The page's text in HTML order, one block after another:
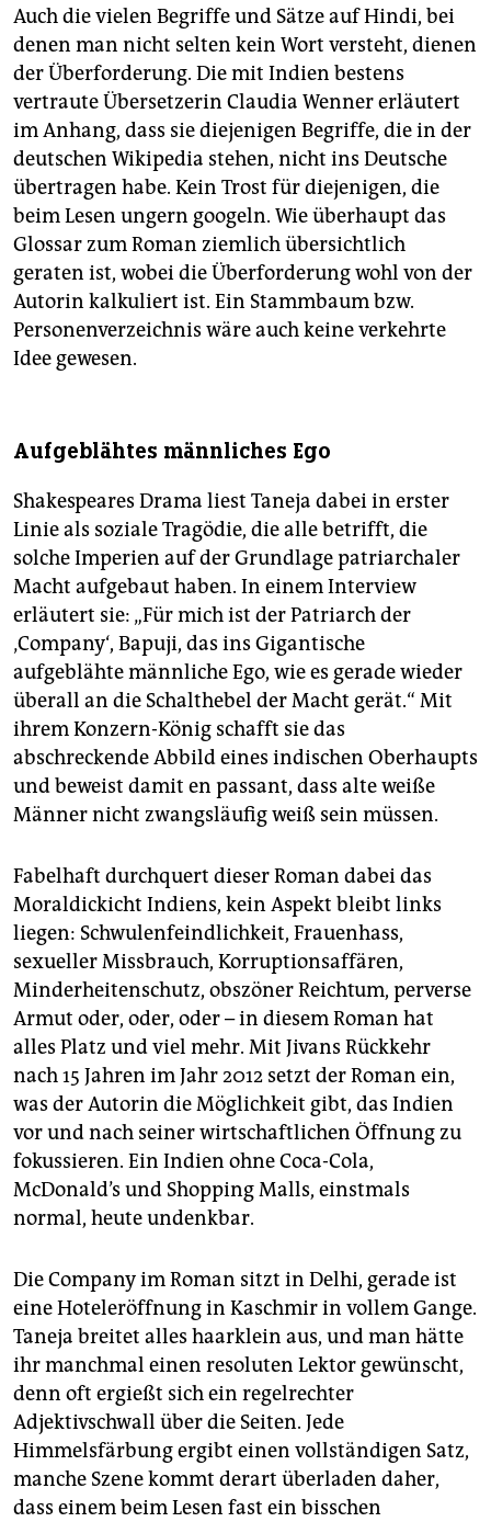
Auch die vielen Begriffe und Sätze auf Hindi, bei
denen man nicht selten kein Wort versteht, dienen
der Überforderung. Die mit Indien bestens
vertraute Übersetzerin Claudia Wenner erläutert
im Anhang, dass sie diejenigen Begriffe, die in der
deutschen Wikipedia stehen, nicht ins Deutsche
übertragen habe. Kein Trost für diejenigen, die
beim Lesen ungern googeln. Wie überhaupt das
Glossar zum Roman ziemlich übersichtlich
geraten ist, wobei die Überforderung wohl von der
Autorin kalkuliert ist. Ein Stammbaum bzw.
Personenverzeichnis wäre auch keine verkehrte
Idee gewesen.
Aufgeblähtes männliches Ego
Shakespeares Drama liest Taneja dabei in erster
Linie als soziale Tragödie, die alle betrifft, die
solche Imperien auf der Grundlage patriarchaler
Macht aufgebaut haben. In einem Interview
erläutert sie: „Für mich ist der Patriarch der
‚Company‘, Bapuji, das ins Gigantische
aufgeblähte männliche Ego, wie es gerade wieder
überall an die Schalthebel der Macht gerät.“ Mit
ihrem Konzern-König schafft sie das
abschreckende Abbild eines indischen Oberhaupts
und beweist damit en passant, dass alte weiße
Männer nicht zwangsläufig weiß sein müssen.
Fabelhaft durchquert dieser Roman dabei das
Moraldickicht Indiens, kein Aspekt bleibt links
liegen: Schwulenfeindlichkeit, Frauenhass,
sexueller Missbrauch, Korruptionsaffären,
Minderheitenschutz, obszöner Reichtum, perverse
Armut oder, oder, oder – in diesem Roman hat
alles Platz und viel mehr. Mit Jivans Rückkehr
nach 15 Jahren im Jahr 2012 setzt der Roman ein,
was der Autorin die Möglichkeit gibt, das Indien
vor und nach seiner wirtschaftlichen Öffnung zu
fokussieren. Ein Indien ohne Coca-Cola,
McDonald’s und Shopping Malls, einstmals
normal, heute undenkbar.
Die Company im Roman sitzt in ­Delhi, gerade ist
eine Hoteleröffnung in Kaschmir in vollem Gange.
Taneja breitet alles haarklein aus, und man hätte
ihr manchmal einen resoluten Lektor gewünscht,
denn oft ergießt sich ein regelrechter
Adjektivschwall über die Seiten. Jede
Himmelsfärbung ergibt einen vollständigen Satz,
manche Szene kommt derart überladen daher,
dass einem beim Lesen fast ein bisschen